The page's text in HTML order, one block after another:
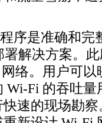
序是准确和
署解决方案。
络。用户可
Wi-Fi 的吞吐
速的现场勘